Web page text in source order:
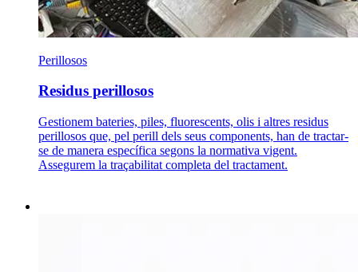
Perillosos
Residus perillosos
Gestionem bateries, piles, fluorescents, olis i altres residus
perillosos que, pel perill dels seus components, han de tractar-
se de manera específica segons la normativa vigent.
Assegurem la traçabilitat completa del tractament.